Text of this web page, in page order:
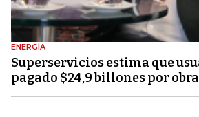
ENERGÍA
Superservicios estima que
pagado $24,9 billones por